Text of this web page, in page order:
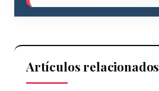
Artículos relacionados